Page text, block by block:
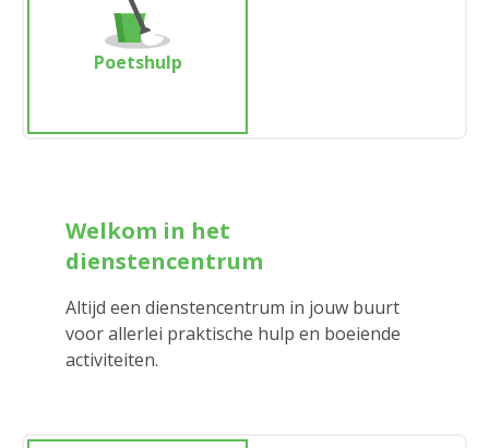
Poetshulp
Welkom in het
dienstencentrum
Altijd een dienstencentrum in jouw buurt
voor allerlei praktische hulp en boeiende
activiteiten.